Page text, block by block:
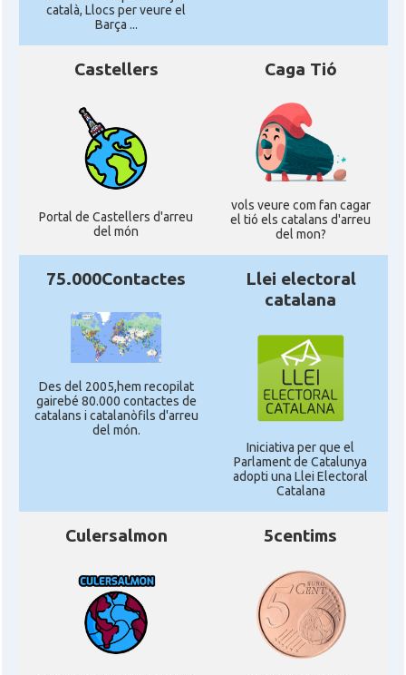
català, Llocs per veure el
Barça ...
Castellers
Portal de Castellers d'arreu
del món
Caga Tió
vols veure com fan cagar
el tió els catalans d'arreu
del mon?
75.000Contactes
Des del 2005,hem recopilat
gairebé 80.000 contactes de
catalans i catalanòfils d'arreu
del món.
Llei electoral
catalana
Iniciativa per que el
Parlament de Catalunya
adopti una Llei Electoral
Catalana
Culersalmon 5centims